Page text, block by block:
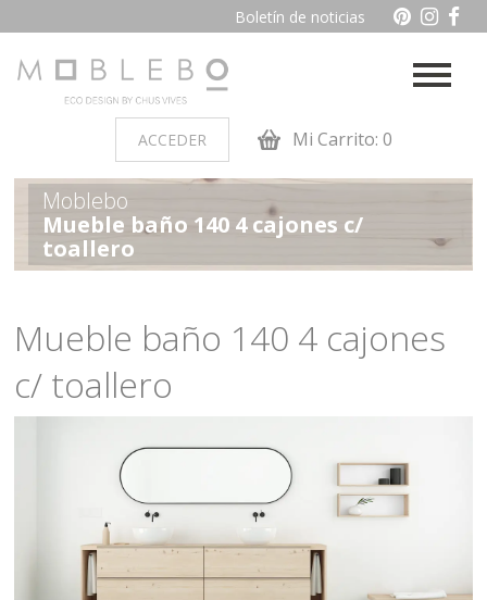
Boletín de noticias
ACCEDER Mi Carrito: 0
PRODUCTOS POR AMBIENTES
Auxiliares Baño
madera
Oficina y otros
Moblebo
Mueble baño 140 4 cajones c/
toallero
Mueble baño 140 4 cajones
c/ toallero